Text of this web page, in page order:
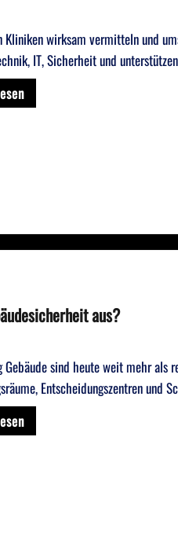
Kliniken wirksam vermitteln und
IT, Sicherheit und
aus?
Gebäude sind heute weit mehr als
Entscheidungszentren und